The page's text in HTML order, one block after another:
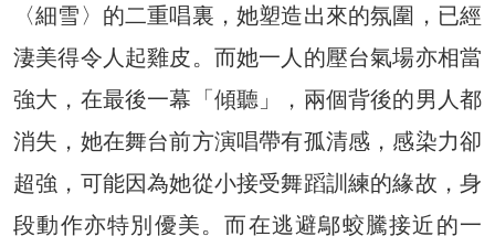
〈細雪〉的二重唱裏，她塑造出來的氛圍，已經
淒美得令人起雞皮。而她一人的壓台氣場亦相當
強大，在最後一幕「傾聽」，兩個背後的男人都
消失，她在舞台前方演唱帶有孤清感，感染力卻
超強，可能因為她從小接受舞蹈訓練的緣故，身
段動作亦特別優美。而在逃避鄔蛟騰接近的一